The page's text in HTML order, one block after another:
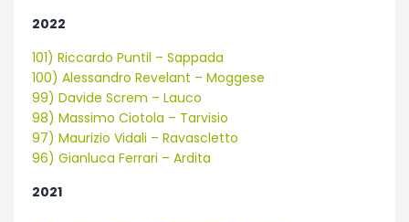
2022
101) Riccardo Puntil – Sappada
100) Alessandro Revelant – Moggese
99) Davide Screm – Lauco
98) Massimo Ciotola – Tarvisio
97) Maurizio Vidali – Ravascletto
96) Gianluca Ferrari – Ardita
2021